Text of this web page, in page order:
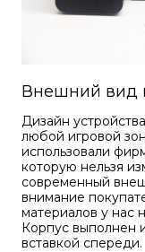
+7
Внешний вид
Дизайн
любой игровой
использовали
которую нельзя
современный
внимание
материалов у нас
Корпус выполнен
вставкой спереди.